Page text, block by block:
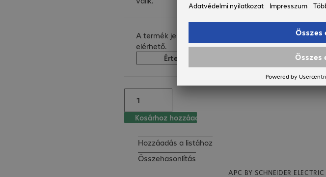
APC BY SCHNEIDER ELECTRIC
A termék jelenleg nem
elérhető.
Értesítést kérek
Kosárhoz hozzáad
Hozzáadás a listához
Összehasonlítás